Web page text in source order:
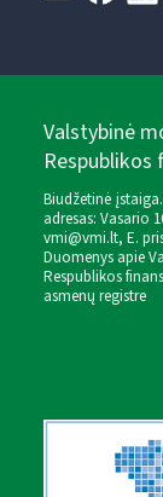
Valstybinė
Biudžetinė
adresas: Vasario
vmi@vmi.lt, E.
Duomenys apie
Respublikos
asmenų registre